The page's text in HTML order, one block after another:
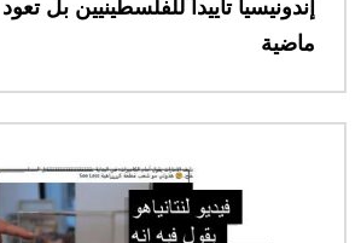
إندونيسيا تأييداً للفلسطينيين بل
ماضية